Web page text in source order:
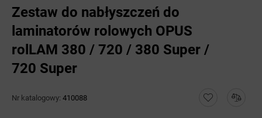
Zestaw do nabłyszczeń do
laminatorów rolowych OPUS
rolLAM 380 / 720 / 380 Super /
720 Super
Nr katalogowy: 410088